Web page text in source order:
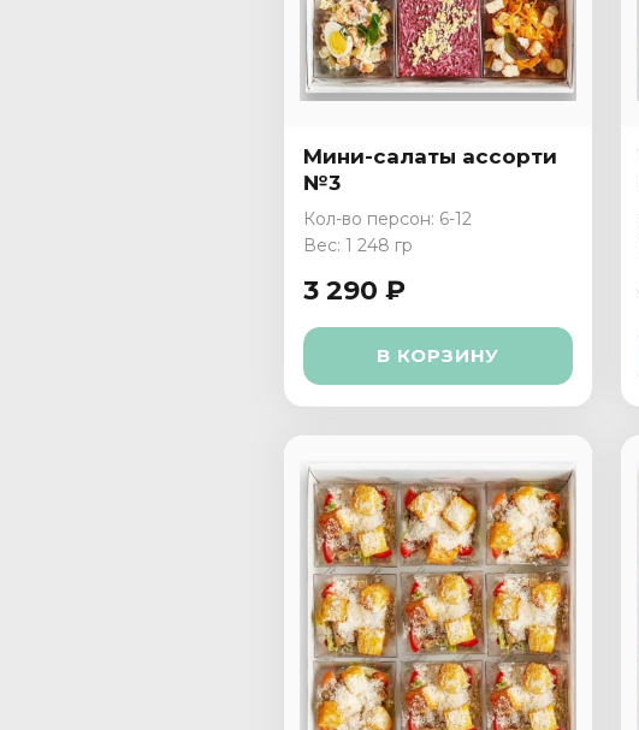
Мини-салаты ассорти
№3
Кол-во персон: 6-12
Вес: 1 248 гр
3 290 ₽
В КОРЗИНУ